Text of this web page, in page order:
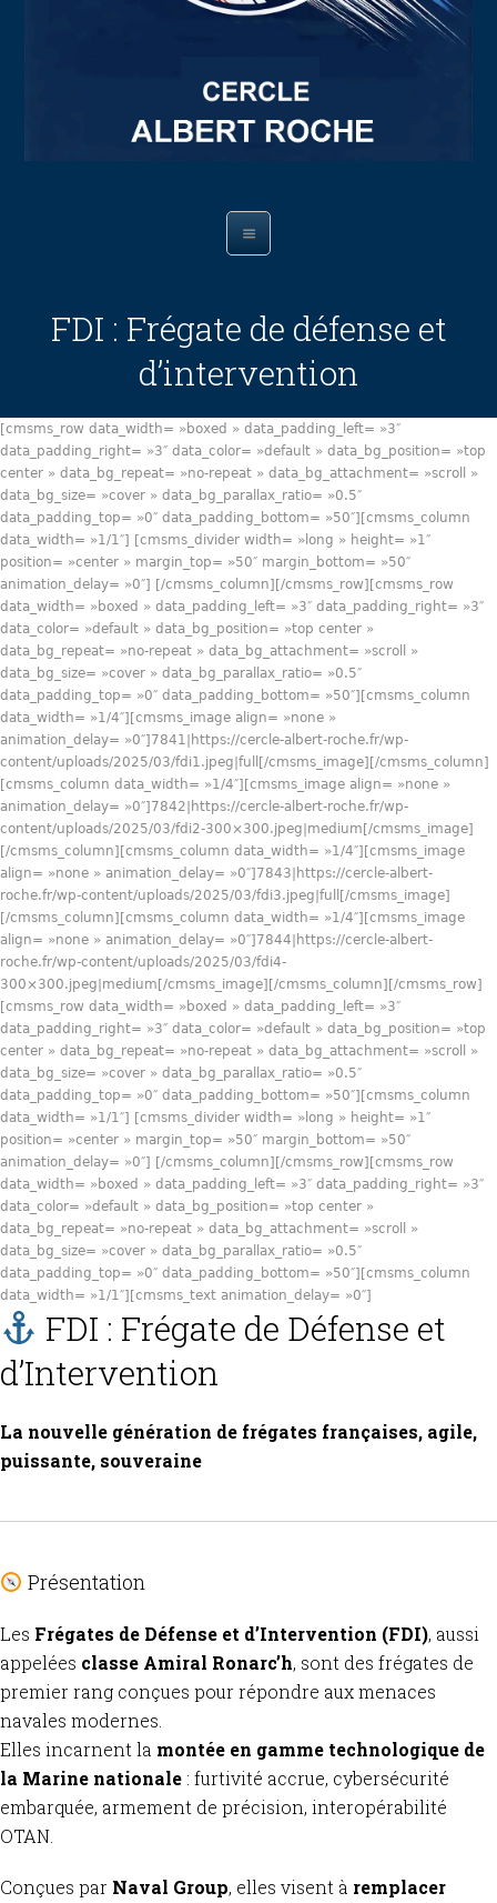
FDI : Frégate de défense et
d’intervention
[cmsms_row data_width= »boxed » data_padding_left= »3″
data_padding_right= »3″ data_color= »default » data_bg_position= »top
center » data_bg_repeat= »no-repeat » data_bg_attachment= »scroll »
data_bg_size= »cover » data_bg_parallax_ratio= »0.5″
data_padding_top= »0″ data_padding_bottom= »50″][cmsms_column
data_width= »1/1″] [cmsms_divider width= »long » height= »1″
position= »center » margin_top= »50″ margin_bottom= »50″
animation_delay= »0″] [/cmsms_column][/cmsms_row][cmsms_row
data_width= »boxed » data_padding_left= »3″ data_padding_right= »3″
data_color= »default » data_bg_position= »top center »
data_bg_repeat= »no-repeat » data_bg_attachment= »scroll »
data_bg_size= »cover » data_bg_parallax_ratio= »0.5″
data_padding_top= »0″ data_padding_bottom= »50″][cmsms_column
data_width= »1/4″][cmsms_image align= »none »
animation_delay= »0″]7841|https://cercle-albert-roche.fr/wp-
content/uploads/2025/03/fdi1.jpeg|full[/cmsms_image][/cmsms_column]
[cmsms_column data_width= »1/4″][cmsms_image align= »none »
animation_delay= »0″]7842|https://cercle-albert-roche.fr/wp-
content/uploads/2025/03/fdi2-300×300.jpeg|medium[/cmsms_image]
[/cmsms_column][cmsms_column data_width= »1/4″][cmsms_image
align= »none » animation_delay= »0″]7843|https://cercle-albert-
roche.fr/wp-content/uploads/2025/03/fdi3.jpeg|full[/cmsms_image]
[/cmsms_column][cmsms_column data_width= »1/4″][cmsms_image
align= »none » animation_delay= »0″]7844|https://cercle-albert-
roche.fr/wp-content/uploads/2025/03/fdi4-
300×300.jpeg|medium[/cmsms_image][/cmsms_column][/cmsms_row]
[cmsms_row data_width= »boxed » data_padding_left= »3″
data_padding_right= »3″ data_color= »default » data_bg_position= »top
center » data_bg_repeat= »no-repeat » data_bg_attachment= »scroll »
data_bg_size= »cover » data_bg_parallax_ratio= »0.5″
data_padding_top= »0″ data_padding_bottom= »50″][cmsms_column
data_width= »1/1″] [cmsms_divider width= »long » height= »1″
position= »center » margin_top= »50″ margin_bottom= »50″
animation_delay= »0″] [/cmsms_column][/cmsms_row][cmsms_row
data_width= »boxed » data_padding_left= »3″ data_padding_right= »3″
data_color= »default » data_bg_position= »top center »
data_bg_repeat= »no-repeat » data_bg_attachment= »scroll »
data_bg_size= »cover » data_bg_parallax_ratio= »0.5″
data_padding_top= »0″ data_padding_bottom= »50″][cmsms_column
data_width= »1/1″][cmsms_text animation_delay= »0″]
FDI : Frégate de Défense et
d’Intervention
La nouvelle génération de frégates françaises, agile,
puissante, souveraine
Présentation
Les Frégates de Défense et d’Intervention (FDI), aussi
appelées classe Amiral Ronarc’h, sont des frégates de
premier rang conçues pour répondre aux menaces
navales modernes.
Elles incarnent la montée en gamme technologique de
la Marine nationale : furtivité accrue, cybersécurité
embarquée, armement de précision, interopérabilité
OTAN.
Conçues par Naval Group, elles visent à remplacer